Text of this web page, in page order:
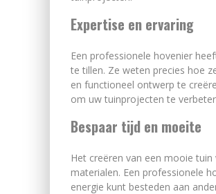
Expertise en ervaring
Een professionele hovenier
te tillen. Ze weten precies hoe
en functioneel ontwerp te
om uw tuinprojecten te
Bespaar tijd en moeite
Het creëren van een mooie
materialen. Een professionele
energie kunt besteden aan